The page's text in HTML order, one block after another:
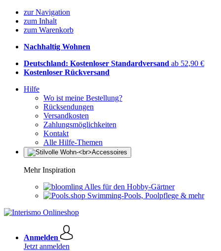
zur Navigation
zum Inhalt
zum Warenkorb
Nachhaltig Wohnen
Deutschland: Kostenloser Standardversand ab 52,90 €
Kostenloser Rückversand
Hilfe
Wo ist meine Bestellung?
Rücksendungen
Versandkosten
Zahlungsmöglichkeiten
Kontakt
Alle Hilfe-Themen
Mehr Inspiration
Alles für den Hobby-Gärtner
Swimming-Pools, Poolpflege & mehr
Anmelden
Jetzt anmelden